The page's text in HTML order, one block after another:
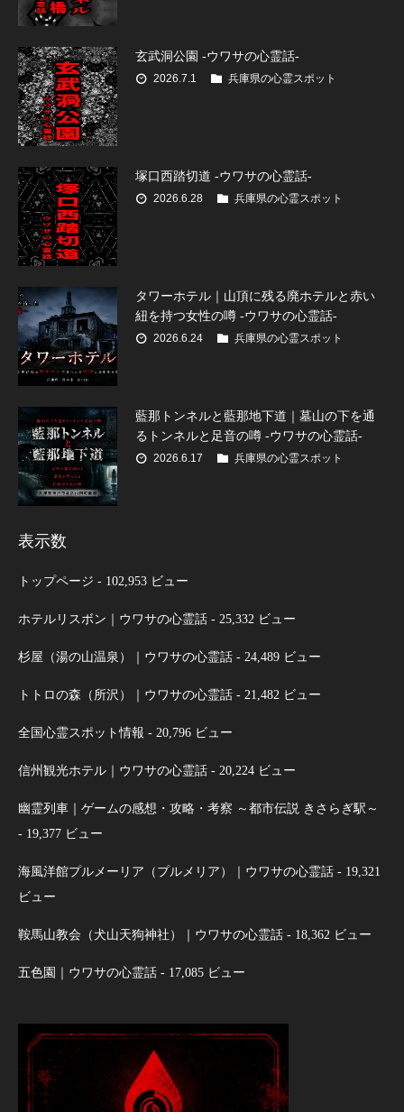
玄武洞公園 -ウワサの心霊話-
2026.7.1 兵庫県の心霊スポット
塚口西踏切道 -ウワサの心霊話-
2026.6.28 兵庫県の心霊スポット
タワーホテル｜山頂に残る廃ホテルと赤い
紐を持つ女性の噂 -ウワサの心霊話-
2026.6.24 兵庫県の心霊スポット
藍那トンネルと藍那地下道｜墓山の下を通
るトンネルと足音の噂 -ウワサの心霊話-
2026.6.17 兵庫県の心霊スポット
表示数
トップページ - 102,953 ビュー
ホテルリスボン｜ウワサの心霊話 - 25,332 ビュー
杉屋（湯の山温泉）｜ウワサの心霊話 - 24,489 ビュー
トトロの森（所沢）｜ウワサの心霊話 - 21,482 ビュー
全国心霊スポット情報 - 20,796 ビュー
信州観光ホテル｜ウワサの心霊話 - 20,224 ビュー
幽霊列車｜ゲームの感想・攻略・考察 ～都市伝説 きさらぎ駅～
- 19,377 ビュー
海風洋館プルメーリア（プルメリア）｜ウワサの心霊話 - 19,321
ビュー
鞍馬山教会（犬山天狗神社）｜ウワサの心霊話 - 18,362 ビュー
五色園｜ウワサの心霊話 - 17,085 ビュー